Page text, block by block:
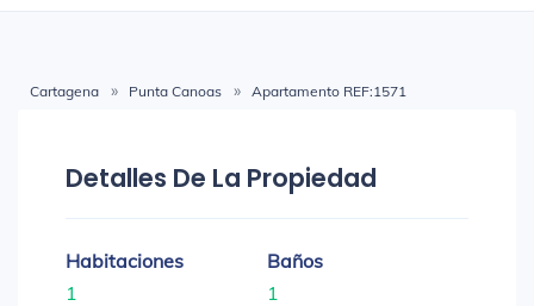
Cartagena Punta Canoas Apartamento REF:1571
Detalles De La Propiedad
Habitaciones
1
Baños
1